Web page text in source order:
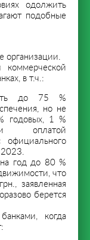
одолжить
подобные
организации.
коммерческой
в т.ч.:
до 75 %
но не
годовых, 1 %
оплатой
официального
год до 80 %
что
заявленная
берется
когда